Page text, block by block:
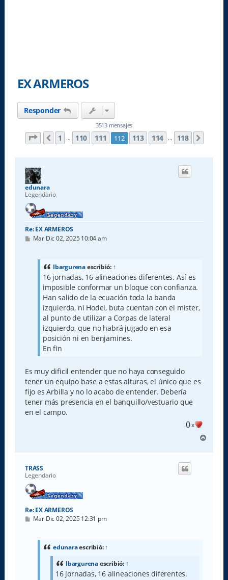
EX ARMEROS
Responder
3513 mensajes
Página 112 de 118
Anterior
1 … 110 111 112 113 114 … 118
edunara
Legendario
Re: EX ARMEROS
M
Mar Dic 02, 2025 10:04 am
Ibargurenaescribió: ↑
16 jornadas, 16 alineaciones diferentes. Así es
imposible conformar un bloque con confianza.
Han salido de la ecuación toda la banda
izquierda, ni Hodei, buta cuentan con el míster,
al punto de utilizar a Corpas de lateral
izquierdo, que no habrá jugado en esa
posición ni en benjamines.
En fin
Es muy dificil entender que no haya conseguido
tener un equipo base a estas alturas, el único que es
fijo es Arbilla y no lo acabo de entender. Debería
tener más presencia en el banquillo/vestuario que
en el campo.
0x
r
TRASS
Legendario
Re: EX ARMEROS
M
Mar Dic 02, 2025 12:31 pm
edunaraescribió:↑
Ibargurenaescribió: ↑
16 jornadas, 16 alineaciones diferentes.